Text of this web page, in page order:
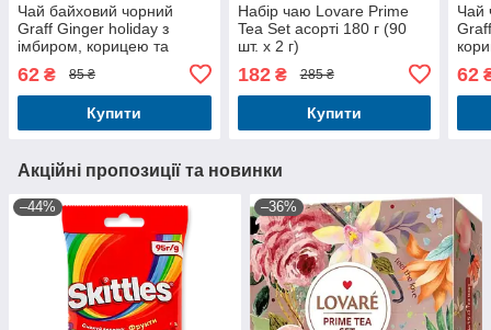
Чай байховий чорний
Graff Ginger holiday з
імбиром, корицею та
кардамоном у пакетиках
36 г (20 шт. х 1.8 г)
62 ₴ 85 ₴
Купити
Набір чаю Lovare Prime
Tea Set асорті 180 г (90
шт. х 2 г)
182₴ 285 ₴
Купити
Чай
1.8
62
Акційні пропозиції та новинки
–44% –36%